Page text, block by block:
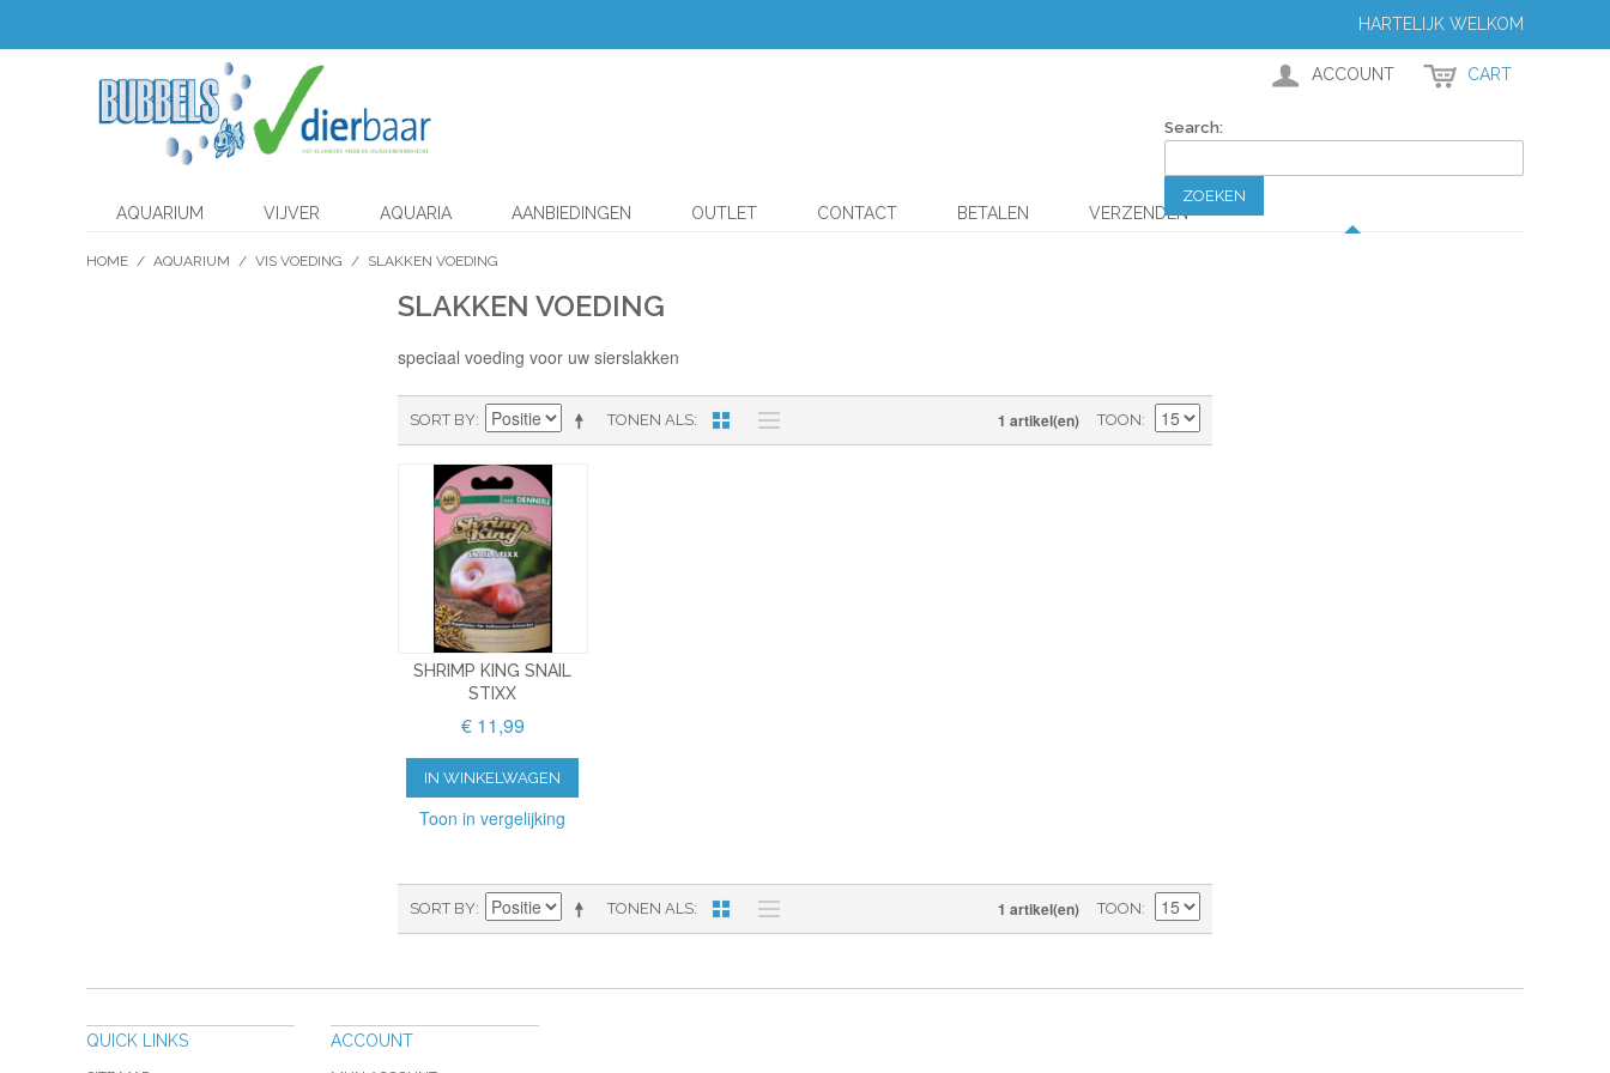
HARTELIJK WELKOM
ACCOUNT CART
AQUARIUM VIJVER AQUARIA AANBIEDINGEN OUTLET CONTACT BETALEN VERZENDEN
Search:
ZOEKEN
HOME / AQUARIUM / VIS VOEDING / SLAKKEN VOEDING
SLAKKEN VOEDING
speciaal voeding voor uw sierslakken
TONEN ALS
SORT BY 1 artikel(en) TOON
SHRIMP KING SNAIL
STIXX
€ 11,99
IN WINKELWAGEN
Toon in vergelijking
TONEN ALS
SORT BY 1 artikel(en) TOON
QUICK LINKS ACCOUNT